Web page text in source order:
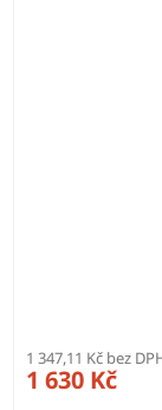
1 347,11 Kč bez
1 630 Kč